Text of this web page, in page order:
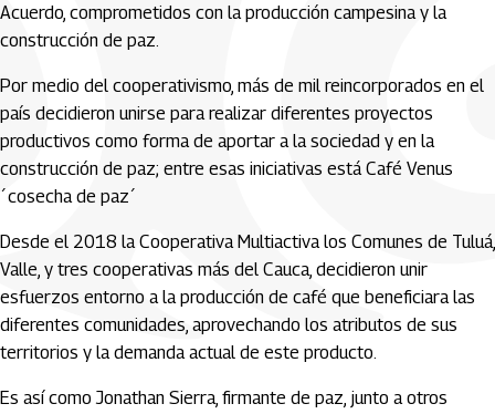
Acuerdo, comprometidos con la producción campesina y la
construcción de paz.
Por medio del cooperativismo, más de mil reincorporados en el
país decidieron unirse para realizar diferentes proyectos
productivos como forma de aportar a la sociedad y en la
construcción de paz; entre esas iniciativas está Café Venus
´cosecha de paz´
Desde el 2018 la Cooperativa Multiactiva los Comunes de Tuluá,
Valle, y tres cooperativas más del Cauca, decidieron unir
esfuerzos entorno a la producción de café que beneficiara las
diferentes comunidades, aprovechando los atributos de sus
territorios y la demanda actual de este producto.
Es así como Jonathan Sierra, firmante de paz, junto a otros